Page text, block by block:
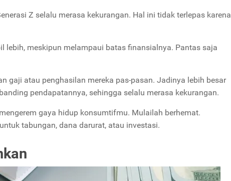
Z selalu merasa kekurangan. Hal ini tidak terlepas karena
meskipun melampaui batas finansialnya. Pantas saja
gaji atau penghasilan mereka pas-pasan. Jadinya lebih besar
pendapatannya, sehingga selalu merasa kekurangan.
gaya hidup konsumtifmu. Mulailah berhemat.
tabungan, dana darurat, atau investasi.